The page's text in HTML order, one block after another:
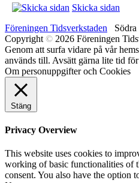
Skicka sidan
Föreningen Tidsverkstaden
Copyright © 2026 Föreningen
Genom att surfa vidare på vår
används till. Avsätt gärna lite tid
Om personuppgifter och Cookies
Stäng
Privacy Overview
This website uses cookies to
working of basic functionalities of
consent. You also have the option